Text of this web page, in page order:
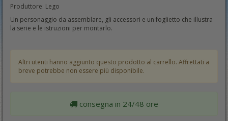
Produttore: Lego
Un personaggio da assemblare, gli accessori e un foglietto che illustra
la serie e le istruzioni per montarlo.
Altri utenti hanno aggiunto questo prodotto al carrello. Affrettati a
breve potrebbe non essere più disponibile.
consegna in 24/48 ore